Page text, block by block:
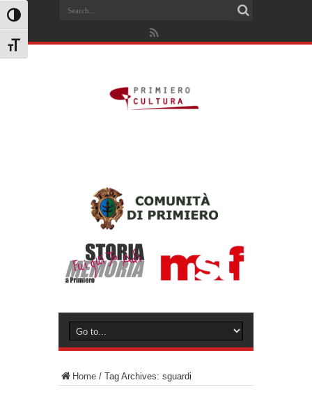
Attiva/disattiva alto contrasto
Attiva/disattiva dimensione testo
Home / Tag Archives: sguardi